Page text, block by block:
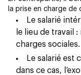
la prise en charge de
Le salarié
le lieu de travail
charges sociales.
Le salarié est
dans ce cas,